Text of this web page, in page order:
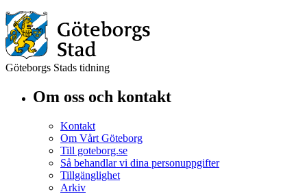
Göteborgs Stads tidning
Om oss och kontakt
Kontakt
Om Vårt Göteborg
Till goteborg.se
Så behandlar vi dina personuppgifter
Tillgänglighet
Arkiv